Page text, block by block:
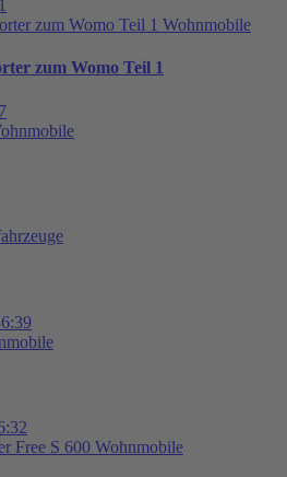
Wohnmobile
zum Womo Teil 1
Wohnmobile